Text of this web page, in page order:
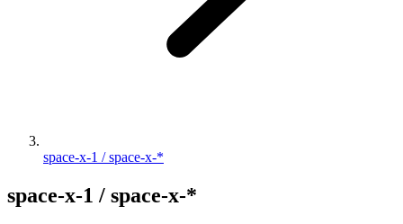
space-x-1 / space-x-*
space-x-1 / space-x-*